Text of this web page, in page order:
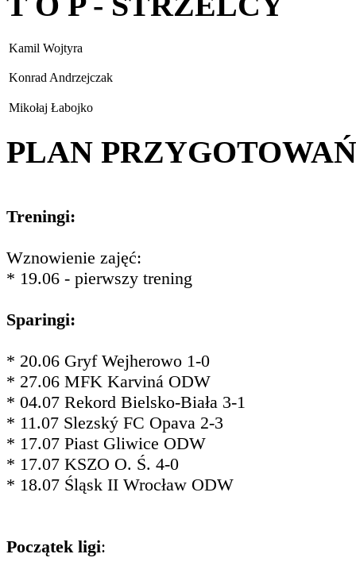
Kamil Wojtyra
Konrad Andrzejczak
Mikołaj Łabojko
PLAN PRZYGOTOWAŃ
Treningi:
Wznowienie zajęć:
* 19.06 - pierwszy trening
Sparingi:
* 20.06 Gryf Wejherowo 1-0
* 27.06 MFK Karviná ODW
* 04.07 Rekord Bielsko-Biała 3-1
* 11.07 Slezský FC Opava 2-3
* 17.07 Piast Gliwice ODW
* 17.07 KSZO O. Ś. 4-0
* 18.07 Śląsk II Wrocław ODW
Początek ligi: